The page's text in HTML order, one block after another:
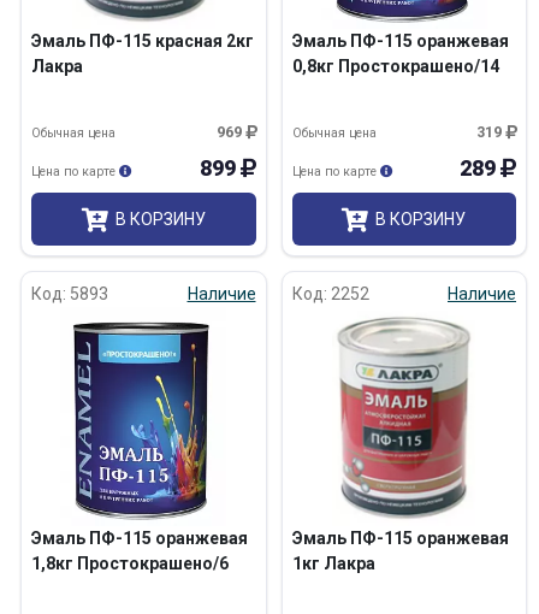
Эмаль ПФ-115 красная 2кг
Лакра
969
Обычная цена
899
Цена по карте
В КОРЗИНУ
Эмаль ПФ-115 оранжевая
0,8кг Простокрашено/14
319
Обычная цена
289
Цена по карте
В КОРЗИНУ
Код: 5893 Наличие
Эмаль ПФ-115 оранжевая
1,8кг Простокрашено/6
Код: 2252 Наличие
Эмаль ПФ-115 оранжевая
1кг Лакра